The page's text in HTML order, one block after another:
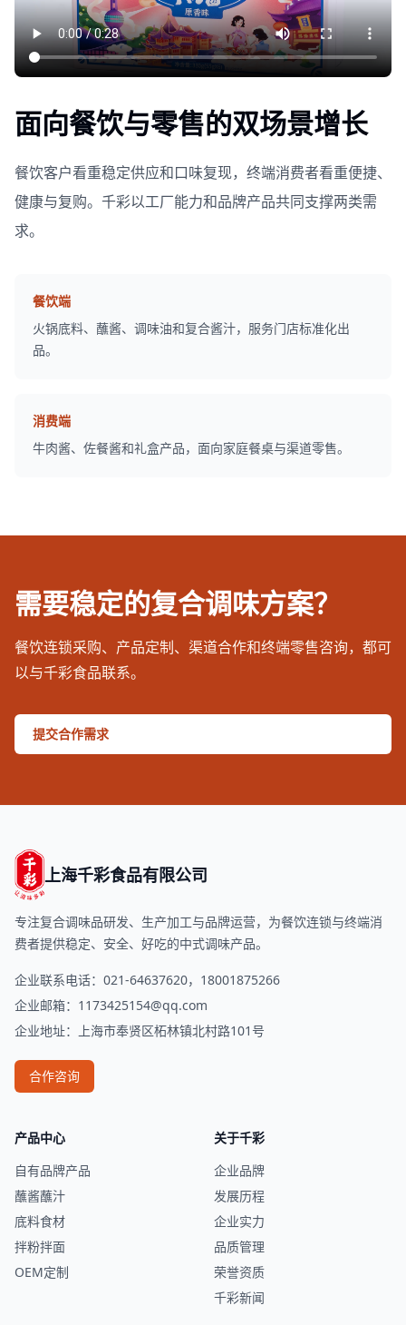
面向餐饮与零售的双场景增长
餐饮客户看重稳定供应和口味复现，终端消费者看重便捷、
健康与复购。千彩以工厂能力和品牌产品共同支撑两类需
求。
餐饮端
火锅底料、蘸酱、调味油和复合酱汁，服务门店标准化出
品。
消费端
牛肉酱、佐餐酱和礼盒产品，面向家庭餐桌与渠道零售。
需要稳定的复合调味方案？
餐饮连锁采购、产品定制、渠道合作和终端零售咨询，都可
以与千彩食品联系。
提交合作需求
上海千彩食品有限公司
专注复合调味品研发、生产加工与品牌运营，为餐饮连锁与终端消
费者提供稳定、安全、好吃的中式调味产品。
企业联系电话：021-64637620，18001875266
企业邮箱： 1173425154@qq.com
企业地址：上海市奉贤区柘林镇北村路101号
合作咨询
产品中心
自有品牌产品
蘸酱蘸汁
底料食材
拌粉拌面
OEM定制
关于千彩
企业品牌
发展历程
企业实力
品质管理
荣誉资质
千彩新闻